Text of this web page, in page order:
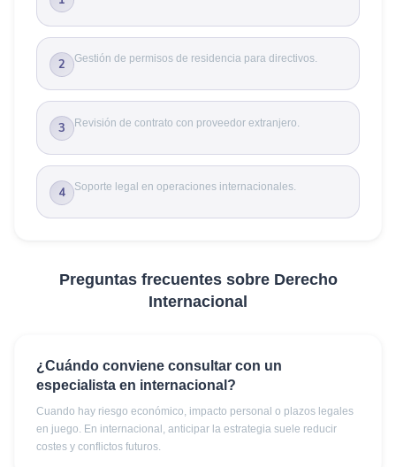
2 Gestión de permisos de residencia para directivos.
3 Revisión de contrato con proveedor extranjero.
4 Soporte legal en operaciones internacionales.
Preguntas frecuentes sobre Derecho
Internacional
¿Cuándo conviene consultar con un
especialista en internacional?
Cuando hay riesgo económico, impacto personal o plazos legales
en juego. En internacional, anticipar la estrategia suele reducir
costes y conflictos futuros.